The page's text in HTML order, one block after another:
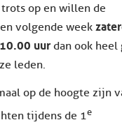
op en willen de
volgende week
uur dan ook heel
leden.
op de hoogte zijn
tijdens de 1e